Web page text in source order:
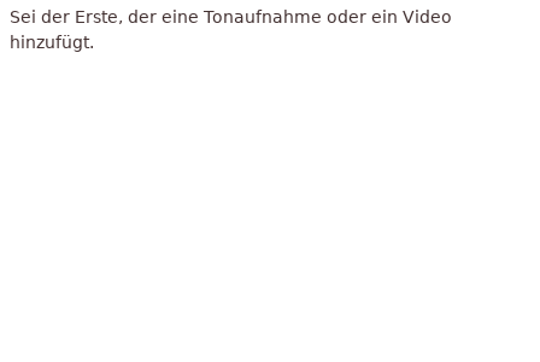
Sei der Erste, der eine Tonaufnahme oder ein Video
hinzufügt.